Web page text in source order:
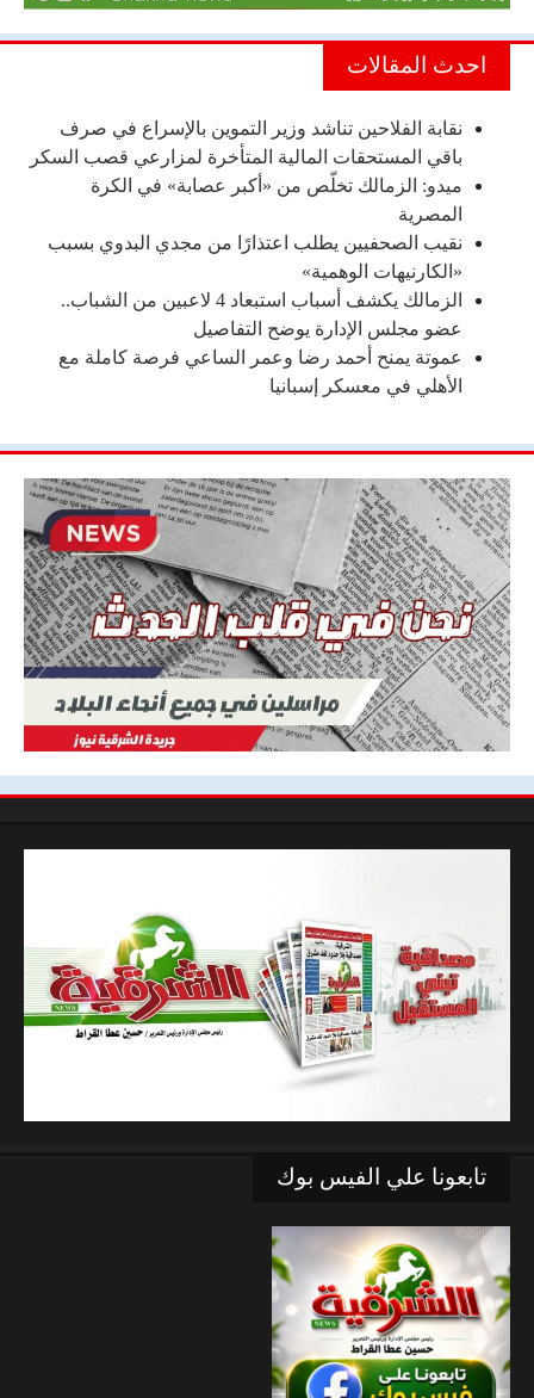
احدث المقالات
نقابة الفلاحين تناشد وزير التموين بالإسراع في صرف
باقي المستحقات المالية المتأخرة لمزارعي قصب السكر
ميدو: الزمالك تخلّص من «أكبر عصابة» في الكرة
المصرية
نقيب الصحفيين يطلب اعتذارًا من مجدي البدوي بسبب
«الكارنيهات الوهمية»
الزمالك يكشف أسباب استبعاد 4 لاعبين من الشباب..
عضو مجلس الإدارة يوضح التفاصيل
عموتة يمنح أحمد رضا وعمر الساعي فرصة كاملة مع
الأهلي في معسكر إسبانيا
تابعونا علي الفيس بوك